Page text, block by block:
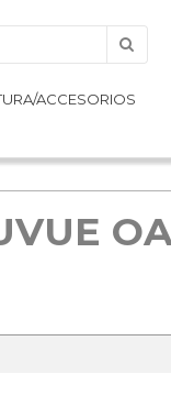
ACCESORIOS
ACCESORIOS